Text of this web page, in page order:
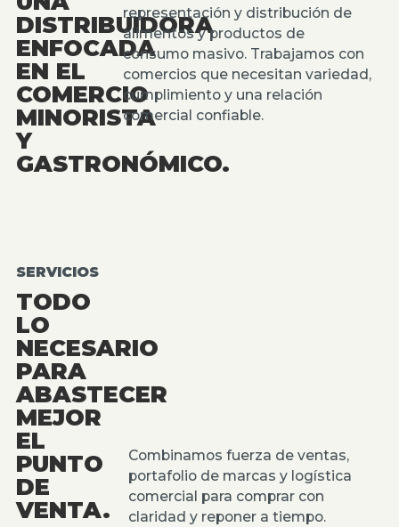
DISTRIBUIDORA
ENFOCADA
EN EL
COMERCIO
MINORISTA
Y
GASTRONÓMICO.
representación y distribución de
alimentos y productos de
consumo masivo. Trabajamos con
comercios que necesitan variedad,
cumplimiento y una relación
comercial confiable.
SERVICIOS
TODO
LO
NECESARIO
PARA
ABASTECER
MEJOR
EL
PUNTO
DE
VENTA.
Combinamos fuerza de ventas,
portafolio de marcas y logística
comercial para comprar con
claridad y reponer a tiempo.